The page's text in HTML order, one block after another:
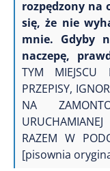
rozpędzony na
się, że nie
mnie. Gdyby
naczepę,
TYM MIEJSCU
PRZEPISY,
NA
RAZEM W
[pisownia